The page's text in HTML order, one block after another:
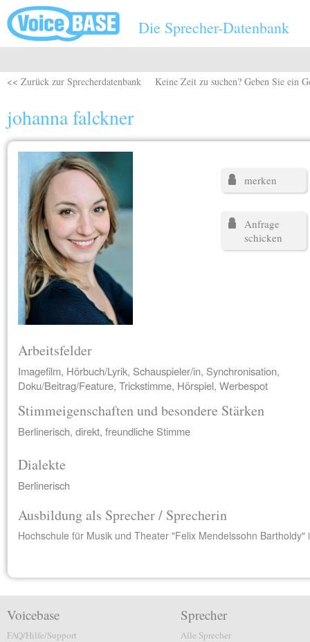
Direkt zum Inhalt
Die Sprecher-Datenbank
<< Zurück zur Sprecherdatenbank Keine Zeit zu suchen? Geben Sie ein
johanna falckner
merken
Anfrage
schicken
Arbeitsfelder
Imagefilm, Hörbuch/Lyrik, Schauspieler/in, Synchronisation,
Doku/Beitrag/Feature, Trickstimme, Hörspiel, Werbespot
Stimmeigenschaften und besondere Stärken
Berlinerisch, direkt, freundliche Stimme
Dialekte
Berlinerisch
Ausbildung als Sprecher / Sprecherin
Hochschule für Musik und Theater "Felix Mendelssohn Bartholdy"
Voicebase
FAQ/Hilfe/Support
Sprecher
Alle Sprecher